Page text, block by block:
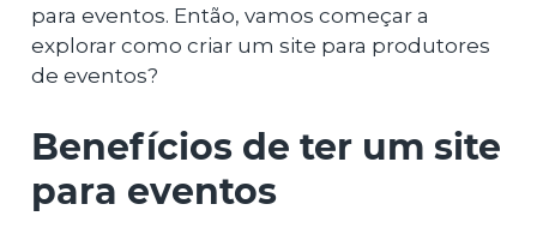
para eventos. Então, vamos começar a
explorar como criar um site para produtores
de eventos?
Benefícios de ter um site
para eventos